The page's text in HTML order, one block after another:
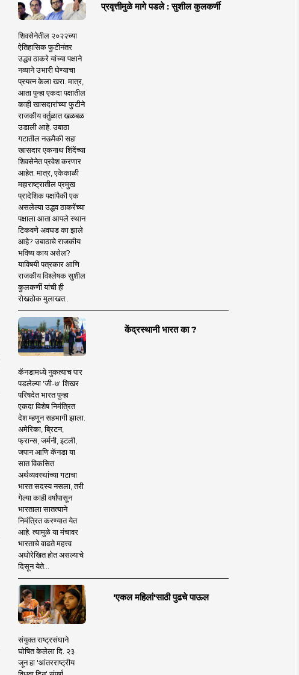
प्रवृत्तीमुळे मागे पडले : सुशील कुलकर्णी
शिवसेनेतील २०२२च्या
ऐतिहासिक फुटीनंतर
उद्धव ठाकरे यांच्या पक्षाने
नव्याने उभारी घेण्याचा
प्रयत्न केला खरा. मात्र,
आता पुन्हा एकदा पक्षातील
काही खासदारांच्या फुटीने
राजकीय वर्तुळात खळबळ
उडाली आहे. उबाठा
गटातील नऊपैकी सहा
खासदार एकनाथ शिंदेंच्या
शिवसेनेत प्रवेश करणार
आहेत. मात्र, एकेकाळी
महाराष्ट्रातील प्रमुख
प्रादेशिक पक्षांपैकी एक
असलेल्या उद्धव ठाकरेंच्या
पक्षाला आता आपले स्थान
टिकवणे अवघड का झाले
आहे? उबाठाचे राजकीय
भविष्य काय असेल?
याविषयी पत्रकार आणि
राजकीय विश्लेषक सुशील
कुलकर्णी यांची ही
रोखठोक मुलाखत..
केंद्रस्थानी भारत का ?
कॅनडामध्ये नुकत्याच पार
पडलेल्या 'जी-७' शिखर
परिषदेत भारत पुन्हा
एकदा विशेष निमंत्रित
देश म्हणून सहभागी झाला.
अमेरिका, ब्रिटन,
फ्रान्स, जर्मनी, इटली,
जपान आणि कॅनडा या
सात विकसित
अर्थव्यवस्थांच्या गटाचा
भारत सदस्य नसला, तरी
गेल्या काही वर्षांपासून
भारताला सातत्याने
निमंत्रित करण्यात येत
आहे. त्यामुळे या मंचावर
भारताचे वाढते महत्त्व
अधोरेखित होत असल्याचे
दिसून येते...
'एकल महिलां'साठी पुढचे पाऊल
संयुक्त राष्ट्रसंघाने
घोषित केलेला दि. २३
जून हा 'आंतरराष्ट्रीय